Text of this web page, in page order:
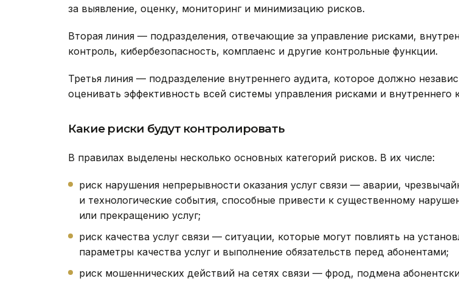
за выявление, оценку, мониторинг и минимизацию рисков.
Вторая линия — подразделения, отвечающие за управление рисками,
контроль, кибербезопасность, комплаенс и другие контрольные функции.
Третья линия — подразделение внутреннего аудита, которое должно
оценивать эффективность всей системы управления рисками и внутреннего
Какие риски будут контролировать
В правилах выделены несколько основных категорий рисков. В их числе:
риск нарушения непрерывности оказания услуг связи — аварии,
и технологические события, способные привести к существенному
или прекращению услуг;
риск качества услуг связи — ситуации, которые могут повлиять на
параметры качества услуг и выполнение обязательств перед абонентами;
риск мошеннических действий на сетях связи — фрод, подмена